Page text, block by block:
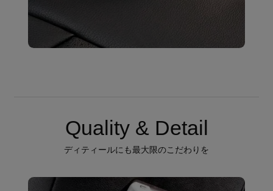
Quality & Detail
ディティールにも最大限のこだわりを